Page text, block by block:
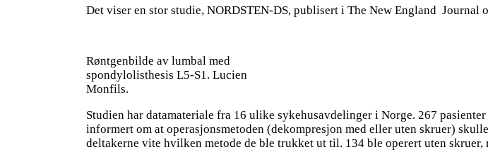
Det viser en stor studie, NORDSTEN-DS, publisert i The New England Journal
Røntgenbilde av lumbal med
spondylolisthesis L5-S1. Lucien
Monfils.
Studien har datamateriale fra 16 ulike sykehusavdelinger i Norge. 267
informert om at operasjonsmetoden (dekompresjon med eller uten skruer)
deltakerne vite hvilken metode de ble trukket ut til. 134 ble operert uten